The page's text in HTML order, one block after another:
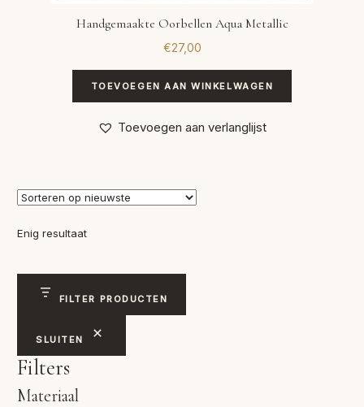
Handgemaakte Oorbellen Aqua Metallic
€27,00
TOEVOEGEN AAN WINKELWAGEN
Toevoegen aan verlanglijst
Enig resultaat
FILTER PRODUCTEN
SLUITEN
Filters
Materiaal